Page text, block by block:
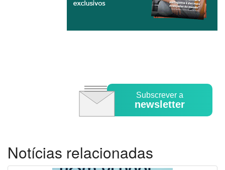
Subscrever a
newsletter
Notícias relacionadas